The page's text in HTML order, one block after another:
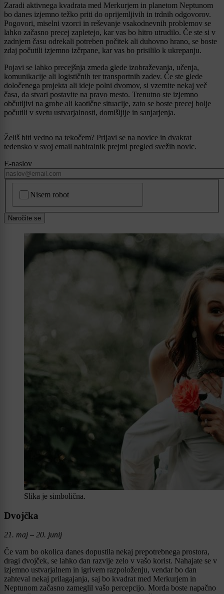
Zaradi aktivnega kvadrata med Merkurjem in planetom Neptunom
bo danes izjemno težko priti do oprijemljivih in trdnih odgovorov.
Pogovori, miselni vzorci in reševanje vsakodnevnih problemov se
lahko začasno precej zapletejo, kar vas bo hitro utrudilo. Če ste si v
zadnjem času odrekali potreben počitek ali duhovno hrano, se boste
zdaj počutili izjemno izčrpane, kar vas bo prisililo k ukrepanju.
Pojavi se lahko precejšnja zmeda glede izobraževanja, učenja,
komunikacije ali logističnih ter transportnih zadev. Če ste glede
določenega projekta ali ideje polni dvomov, si vzemite nekaj več
časa, da stvari postavite na pravo mesto. Trenutno ste izjemno
občutljivi na grobe ali kaotične situacije, zato se boste precej bolje
počutili v svetu ustvarjalnosti, domišljije in sanjarjenja.
Želiš biti vedno na tekočem? Prijavi se na novice in dvakrat
tedensko v svoj email nabiralnik prejmi pregled svežih novic.
E-naslov
Nisem robot
Naročite se
Slika je simbolična.
Dvojčka
21. maj – 20. junij
Če vam bo okolica danes dopustila nekaj prepotrebnega prostora,
dragi dvojček, se lahko dan razvije zelo v vašo korist. Nahajate se v
izjemno ustvarjalnem in igrivem razpoloženju, vendar bo dan
zahteval nekaj prilagajanja, saj bo kvadrat med Merkurjem in
Neptunom začasno zameglil vašo percepcijo. Morda boste napačno